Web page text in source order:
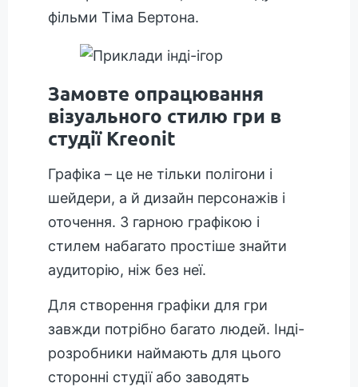
фільми Тіма Бертона.
Замовте опрацювання
візуального стилю гри в
студії Kreonit
Графіка – це не тільки полігони і
шейдери, а й дизайн персонажів і
оточення. З гарною графікою і
стилем набагато простіше знайти
аудиторію, ніж без неї.
Для створення графіки для гри
завжди потрібно багато людей. Інді-
розробники наймають для цього
сторонні студії або заводять